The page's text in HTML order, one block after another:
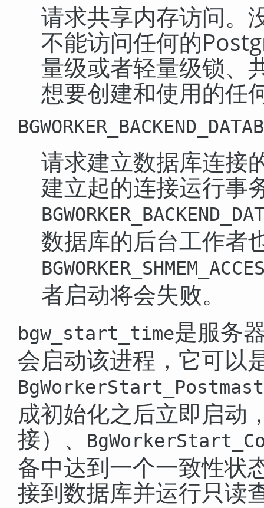
请求共享内存访问。
不能访问任何的
量级或者轻量级锁、
想要创建和使用的任
请求建立数据库连接
建立起的连接运行事
数据库的后台工作者
者启动将会失败。
bgw_start_time是服务
会启动该进程，它可以
成初始化之后立即启动
接）、
备中达到一个一致性状
接到数据库并运行只读